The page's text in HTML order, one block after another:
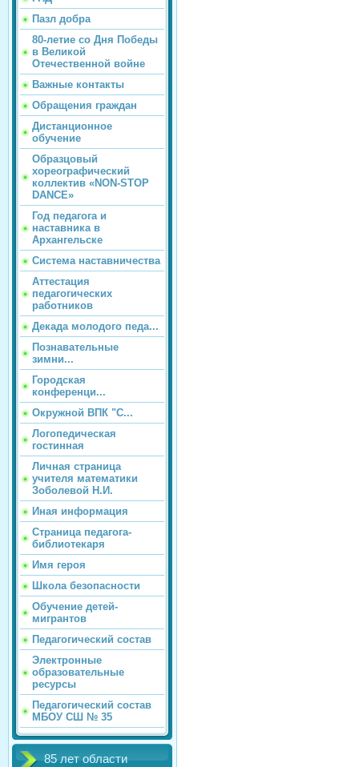
Пазл добра
80-летие со Дня Победы
в Великой
Отечественной войне
Важные контакты
Обращения граждан
Дистанционное
обучение
Образцовый
хореографический
коллектив «NON-STOP
DANCE»
Год педагога и
наставника в
Архангельске
Система наставничества
Аттестация
педагогических
работников
Декада молодого педа...
Познавательные
зимни...
Городская
конференци...
Окружной ВПК "С...
Логопедическая
гостинная
Личная страница
учителя математики
Зоболевой Н.И.
Иная информация
Страница педагога-
библиотекаря
Имя героя
Школа безопасности
Обучение детей-
мигрантов
Педагогический состав
Электронные
образовательные
ресурсы
Педагогический состав
МБОУ СШ № 35
85 лет области